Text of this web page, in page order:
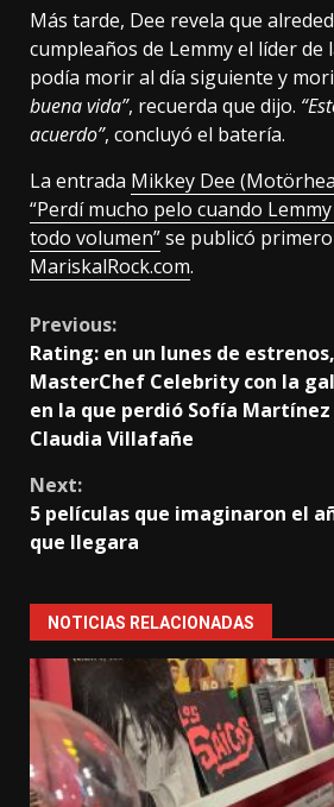
Más tarde, Dee revela que
cumpleaños de Lemmy el líder de
podía morir al día siguiente y
buena vida”, recuerda que dijo.
acuerdo”, concluyó el batería.
La entrada Mikkey Dee
“Perdí mucho pelo cuando
todo volumen”se publicó
MariskalRock.com.
Continue
Reading
Previous:
Rating: en un lunes de
MasterChef Celebrity con la
en la que perdió Sofía
Claudia Villafañe
Next:
5 películas que imaginaron el
que llegara
NOTICIAS RELACIONADAS